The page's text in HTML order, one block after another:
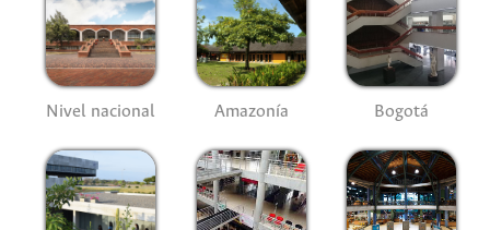
Nivel nacional Amazonía Bogotá